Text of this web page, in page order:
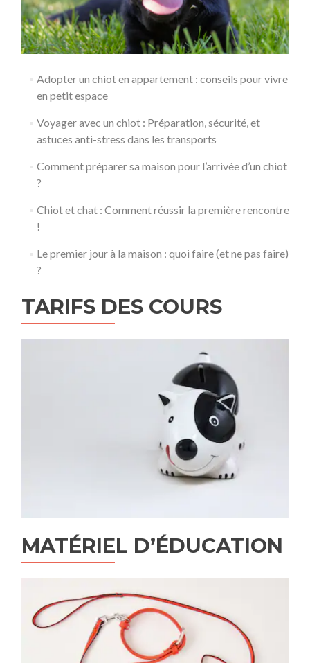
Adopter un chiot en appartement : conseils pour vivre
en petit espace
Voyager avec un chiot : Préparation, sécurité, et
astuces anti-stress dans les transports
Comment préparer sa maison pour l’arrivée d’un chiot
?
Chiot et chat : Comment réussir la première rencontre
!
Le premier jour à la maison : quoi faire (et ne pas faire)
?
TARIFS DES COURS
MATÉRIEL D’ÉDUCATION